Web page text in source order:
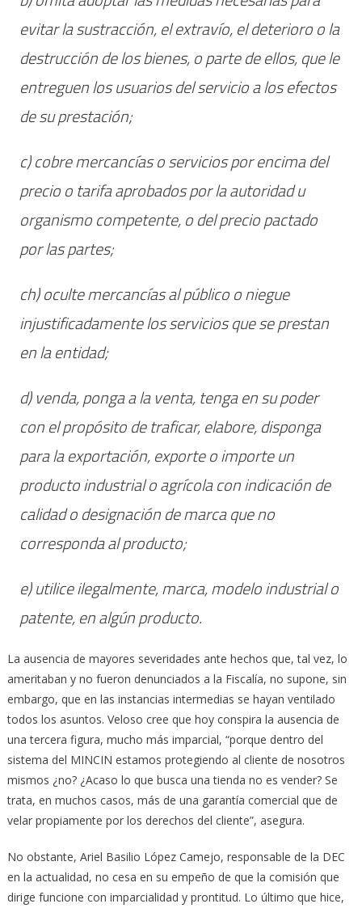
evitar la sustracción, el extravío, el deterioro o la
destrucción de los bienes, o parte de ellos, que le
entreguen los usuarios del servicio a los efectos
de su prestación;
c) cobre mercancías o servicios por encima del
precio o tarifa aprobados por la autoridad u
organismo competente, o del precio pactado
por las partes;
ch) oculte mercancías al público o niegue
injustificadamente los servicios que se prestan
en la entidad;
d) venda, ponga a la venta, tenga en su poder
con el propósito de traficar, elabore, disponga
para la exportación, exporte o importe un
producto industrial o agrícola con indicación de
calidad o designación de marca que no
corresponda al producto;
e) utilice ilegalmente, marca, modelo industrial o
patente, en algún producto.
La ausencia de mayores severidades ante hechos que, tal vez, lo
ameritaban y no fueron denunciados a la Fiscalía, no supone, sin
embargo, que en las instancias intermedias se hayan ventilado
todos los asuntos. Veloso cree que hoy conspira la ausencia de
una tercera figura, mucho más imparcial, “porque dentro del
sistema del MINCIN estamos protegiendo al cliente de nosotros
mismos ¿no? ¿Acaso lo que busca una tienda no es vender? Se
trata, en muchos casos, más de una garantía comercial que de
velar propiamente por los derechos del cliente”, asegura.
No obstante, Ariel Basilio López Camejo, responsable de la DEC
en la actualidad, no cesa en su empeño de que la comisión que
dirige funcione con imparcialidad y prontitud. Lo último que hice,